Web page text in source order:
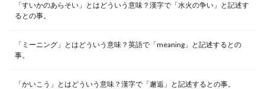
「すいかのあらそい」とはどういう意味？漢字で「水火の争い」と記述す
るとの事。
「ミーニング」とはどういう意味？英語で「meaning」と記述するとの
事。
「かいこう」とはどういう意味？漢字で「邂逅」と記述するとの事。